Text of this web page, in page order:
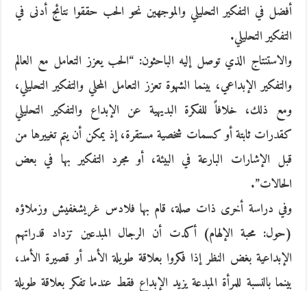
أفضل في التفكير التحليلي والموجهين نحو الحب حققوا نتائج أدنى في
التفكير التحليلي.
والاستنتاج الذي توصل إليه الباحثون: “الحب يعزز التعامل مع العالم
والتفكير الإبداعي، بينما الشهوة تعزز التعامل المحلي والتفكير التحليلي،
ومع ذلك، خلافاً للفكرة البديهية عن الإبداع والتفكير التحليلي
كقدرات ثابتة أو كسمات شخصية مستقرة، إذ يمكن أن يتم تغييرها من
قبل الإشارات البارعة في البيئة، أو مجرد التفكير بها في بعض
الحالات”.
وفي دراسة أخرى ذات صلة، قام بها فلادس غريشغفيش وزملاؤه
(حول: محبة الإلهام) أكدت أن الرجال المبدعين تزداد قدراتهم
الإبداعية بغض النظر إذا فكروا بعلاقة طويلة الأمد أو قصيرة الأمد،
بينما بالنسبة للمرأة المبدعة يزيد الإبداع فقط عندما تفكر بعلاقة طويلة